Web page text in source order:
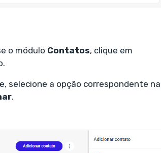
o módulo Contatos, clique em
selecione a opção correspondente na
.